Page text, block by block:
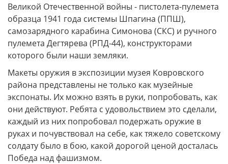
Великой Отечественной войны - пистолета-пулемета
образца 1941 года системы Шпагина (ППШ),
самозарядного карабина Симонова (СКС) и ручного
пулемета Дегтярева (РПД-44), конструкторами
которого были наши земляки.
Макеты оружия в экспозиции музея Ковровского
района представлены не только как музейные
экспонаты. Их можно взять в руки, попробовать, как
они действуют. Ребята с удовольствием это сделали,
каждый из них попробовал подержать оружие в
руках и почувствовал на себе, как тяжело советскому
солдату было в бою, какой дорогой ценой досталась
Победа над фашизмом.